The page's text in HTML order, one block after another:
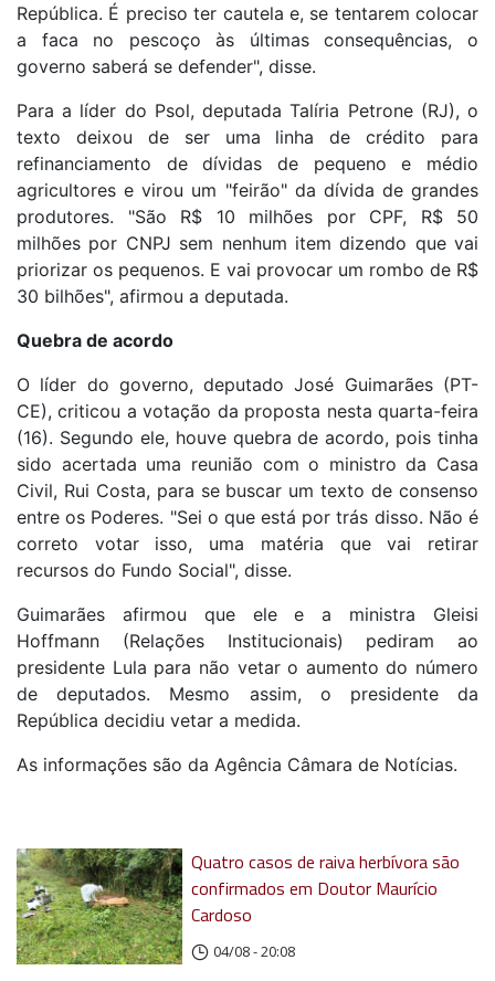
República. É preciso ter cautela e, se tentarem colocar
a faca no pescoço às últimas consequências, o
governo saberá se defender", disse.
Para a líder do Psol, deputada Talíria Petrone (RJ), o
texto deixou de ser uma linha de crédito para
refinanciamento de dívidas de pequeno e médio
agricultores e virou um "feirão" da dívida de grandes
produtores. "São R$ 10 milhões por CPF, R$ 50
milhões por CNPJ sem nenhum item dizendo que vai
priorizar os pequenos. E vai provocar um rombo de R$
30 bilhões", afirmou a deputada.
Quebra de acordo
O líder do governo, deputado José Guimarães (PT-
CE), criticou a votação da proposta nesta quarta-feira
(16). Segundo ele, houve quebra de acordo, pois tinha
sido acertada uma reunião com o ministro da Casa
Civil, Rui Costa, para se buscar um texto de consenso
entre os Poderes. "Sei o que está por trás disso. Não é
correto votar isso, uma matéria que vai retirar
recursos do Fundo Social", disse.
Guimarães afirmou que ele e a ministra Gleisi
Hoffmann (Relações Institucionais) pediram ao
presidente Lula para não vetar o aumento do número
de deputados. Mesmo assim, o presidente da
República decidiu vetar a medida.
As informações são da Agência Câmara de Notícias.
Quatro casos de raiva herbívora são
confirmados em Doutor Maurício
Cardoso
04/08 - 20:08